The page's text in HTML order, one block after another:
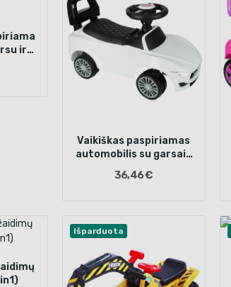
ir
Vaikiškas paspiriamas
automobilis su garsais
36,46 €
Išparduota